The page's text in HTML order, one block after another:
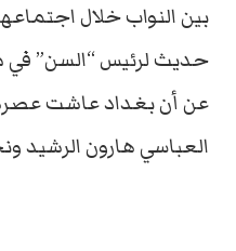
بين النواب خلال
حديث لرئيس “السن”
عن أن بغداد عاشت
العباسي هارون الرشيد